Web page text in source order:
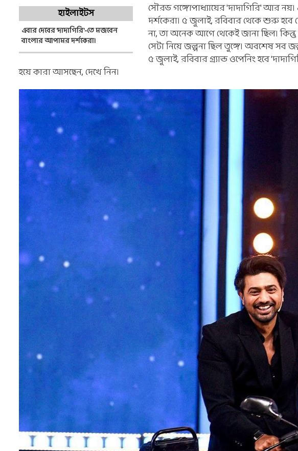
হাইলাইটস
এবার দেবের 'দাদাগিরি'-তে মজবেন
বাংলার আপামর দর্শকেরা।
সৌরভ গঙ্গোপাধ্যায়ের 'দাদাগিরি' আর
দর্শকেরা। ৫ জুলাই, রবিবার থেকে শুরু হবে
না, তা অনেক আগে থেকেই জানা ছিল।
সেটা নিয়ে জল্পনা ছিল তুঙ্গে। অবশেষ সব
৫ জুলাই, রবিবার গ্র্যান্ড ওপেনিং হবে
হয়ে কারা আসছেন, দেখে নিন।